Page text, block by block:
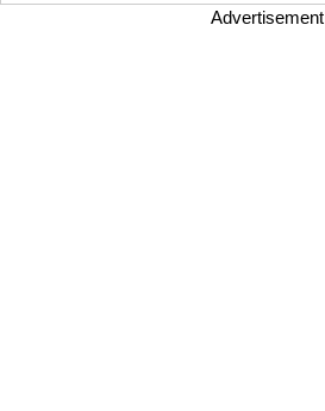
Advertisement